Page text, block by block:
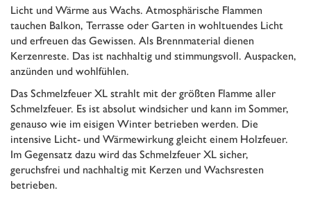
Licht und Wärme aus Wachs. Atmosphärische Flammen
tauchen Balkon, Terrasse oder Garten in wohltuendes Licht
und erfreuen das Gewissen. Als Brennmaterial dienen
Kerzenreste. Das ist nachhaltig und stimmungsvoll. Auspacken,
anzünden und wohlfühlen.
Das Schmelzfeuer XL strahlt mit der größten Flamme aller
Schmelzfeuer. Es ist absolut windsicher und kann im Sommer,
genauso wie im eisigen Winter betrieben werden. Die
intensive Licht- und Wärmewirkung gleicht einem Holzfeuer.
Im Gegensatz dazu wird das Schmelzfeuer XL sicher,
geruchsfrei und nachhaltig mit Kerzen und Wachsresten
betrieben.